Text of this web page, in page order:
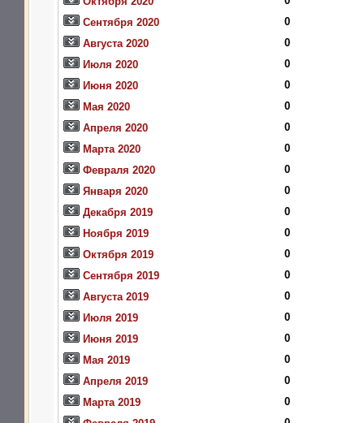
Сентября 2020
0
Августа 2020
0
Июля 2020
0
Июня 2020
0
Мая 2020
0
Апреля 2020
0
Марта 2020
0
Февраля 2020
0
Января 2020
0
Декабря 2019
0
Ноября 2019
0
Октября 2019
0
Сентября 2019
0
Августа 2019
0
Июля 2019
0
Июня 2019
0
Мая 2019
0
Апреля 2019
0
Марта 2019
0